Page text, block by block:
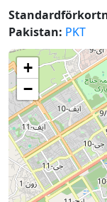
Pakistan: PKT
+
−